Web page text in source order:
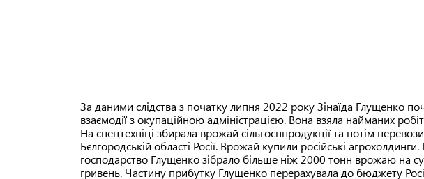
За даними слідства з початку липня 2022 року Зінаїда Глущенко
взаємодії з окупаційною адміністрацією. Вона взяла найманих
На спецтехніці збирала врожай сільгосппродукції та потім
Бєлгородській області Росії. Врожай купили російські
господарство Глущенко зібрало більше ніж 2000 тонн врожаю на
гривень. Частину прибутку Глущенко перерахувала до бюджету